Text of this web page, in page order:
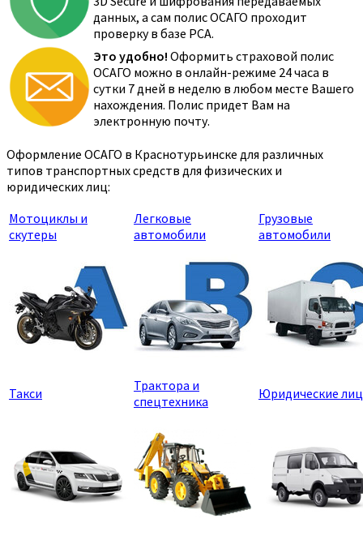
данных, а сам полис ОСАГО проходит
проверку в базе РСА.
Это удобно! Оформить страховой полис
ОСАГО можно в онлайн-режиме 24 часа в
сутки 7 дней в неделю в любом месте Вашего
нахождения. Полис придет Вам на
электронную почту.
Оформление ОСАГО в Краснотурьинске для различных
типов транспортных средств для физических и
юридических лиц:
Мотоциклы и
скутеры
Легковые
автомобили
Грузовые
автомобили
Такси
Трактора и
спецтехника
Юридические